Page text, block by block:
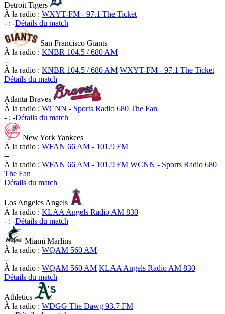
Detroit Tigers
À la radio : WXYT-FM - 97.1 The Ticket
- : -Détails du match
San Francisco Giants
À la radio : KNBR 104.5 / 680 AM
--
À la radio : KNBR 104.5 / 680 AM WXYT-FM - 97.1 The Ticket
Détails du match
Atlanta Braves
À la radio : WCNN - Sports Radio 680 The Fan
- : -Détails du match
New York Yankees
À la radio : WFAN 66 AM - 101.9 FM
--
À la radio : WFAN 66 AM - 101.9 FM WCNN - Sports Radio 680
The Fan
Détails du match
Los Angeles Angels
À la radio : KLAA Angels Radio AM 830
- : -Détails du match
Miami Marlins
À la radio : WQAM 560 AM
--
À la radio : WQAM 560 AM KLAA Angels Radio AM 830
Détails du match
Athletics
À la radio : WDGG The Dawg 93.7 FM